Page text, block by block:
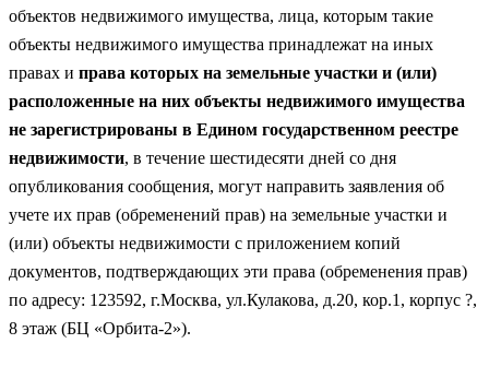
объектов недвижимого имущества, лица, которым такие
объекты недвижимого имущества принадлежат на иных
правах и права которых на земельные участки и (или)
расположенные на них объекты недвижимого имущества
не зарегистрированы в Едином государственном реестре
недвижимости, в течение шестидесяти дней со дня
опубликования сообщения, могут направить заявления об
учете их прав (обременений прав) на земельные участки и
(или) объекты недвижимости с приложением копий
документов, подтверждающих эти права (обременения прав)
по адресу: 123592, г.Москва, ул.Кулакова, д.20, кор.1, корпус ?,
8 этаж (БЦ «Орбита-2»).